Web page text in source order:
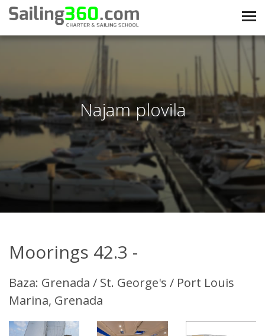
Najam plovila
Moorings 42.3 -
Baza: Grenada / St. George's / Port Louis
Marina, Grenada